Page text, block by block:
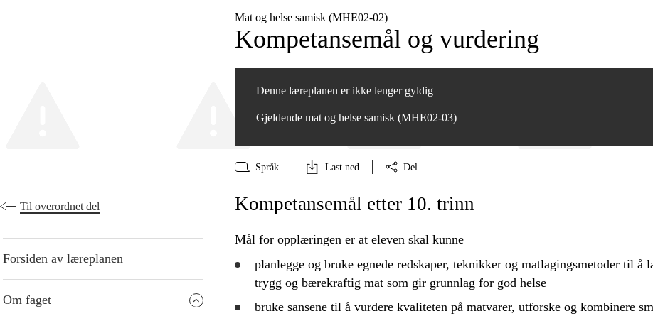
Mat og helse samisk (MHE02‑02)
Kompetansemål og vurdering
Denne læreplanen er ikke lenger gyldig
Gjeldende mat og helse samisk (MHE02‑03)
Språk Last ned Del
Til overordnet del
Forsiden av læreplanen
Om faget
Kompetansemål etter 10. trinn
Mål for opplæringen er at eleven skal kunne
planleggeog brukeegnede redskaper, teknikker og matlagingsmetoder til å
trygg og bærekraftig mat som gir grunnlag for god helse
brukesansene til å vurderekvaliteten på matvarer, utforskeog kombinere